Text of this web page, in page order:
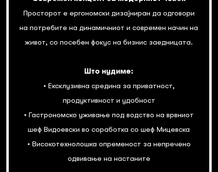
Просторот е ергономски дизајниран да одговори
на потребите на динамичниот и современ начин на
живот, со посебен фокус на бизнис заедницата.
Што нудиме:
• Ексклузивна средина за приватност,
продуктивност и удобност
• Гастрономско уживање под водство на врвниот
шеф Видоевски во соработка со шеф Мицевска
• Високотехнолошка опременост за непречено
одвивање на настаните